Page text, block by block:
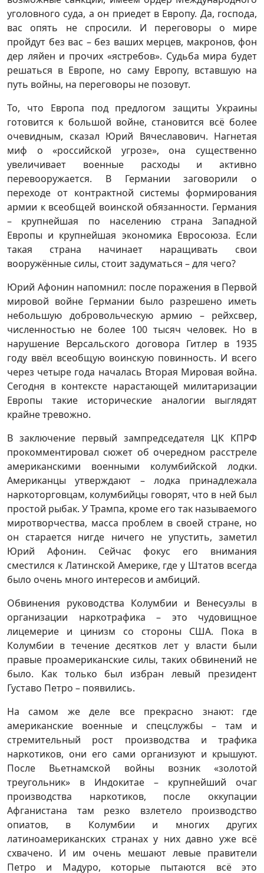
уголовного суда, а он приедет в Европу. Да, господа,
вас опять не спросили. И переговоры о мире
пройдут без вас – без ваших мерцев, макронов, фон
дер ляйен и прочих «ястребов». Судьба мира будет
решаться в Европе, но саму Европу, вставшую на
путь войны, на переговоры не позовут.
То, что Европа под предлогом защиты Украины
готовится к большой войне, становится всё более
очевидным, сказал Юрий Вячеславович. Нагнетая
миф о «российской угрозе», она существенно
увеличивает военные расходы и активно
перевооружается. В Германии заговорили о
переходе от контрактной системы формирования
армии к всеобщей воинской обязанности. Германия
– крупнейшая по населению страна Западной
Европы и крупнейшая экономика Евросоюза. Если
такая страна начинает наращивать свои
вооружённые силы, стоит задуматься – для чего?
Юрий Афонин напомнил: после поражения в Первой
мировой войне Германии было разрешено иметь
небольшую добровольческую армию – рейхсвер,
численностью не более 100 тысяч человек. Но в
нарушение Версальского договора Гитлер в 1935
году ввёл всеобщую воинскую повинность. И всего
через четыре года началась Вторая Мировая война.
Сегодня в контексте нарастающей милитаризации
Европы такие исторические аналогии выглядят
крайне тревожно.
В заключение первый зампредседателя ЦК КПРФ
прокомментировал сюжет об очередном расстреле
американскими военными колумбийской лодки.
Американцы утверждают – лодка принадлежала
наркоторговцам, колумбийцы говорят, что в ней был
простой рыбак. У Трампа, кроме его так называемого
миротворчества, масса проблем в своей стране, но
он старается нигде ничего не упустить, заметил
Юрий Афонин. Сейчас фокус его внимания
сместился к Латинской Америке, где у Штатов всегда
было очень много интересов и амбиций.
Обвинения руководства Колумбии и Венесуэлы в
организации наркотрафика – это чудовищное
лицемерие и цинизм со стороны США. Пока в
Колумбии в течение десятков лет у власти были
правые проамериканские силы, таких обвинений не
было. Как только был избран левый президент
Густаво Петро – появились.
На самом же деле все прекрасно знают: где
американские военные и спецслужбы – там и
стремительный рост производства и трафика
наркотиков, они его сами организуют и крышуют.
После Вьетнамской войны возник «золотой
треугольник» в Индокитае – крупнейший очаг
производства наркотиков, после оккупации
Афганистана там резко взлетело производство
опиатов, в Колумбии и многих других
латиноамериканских странах у них давно уже всё
схвачено. И им очень мешают левые правители
Петро и Мадуро, которые пытаются всё это